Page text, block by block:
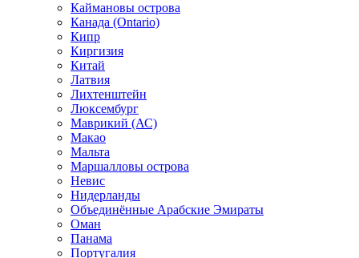
Каймановы острова
Канада (Ontario)
Кипр
Киргизия
Китай
Латвия
Лихтенштейн
Люксембург
Маврикий (АС)
Макао
Мальта
Маршалловы острова
Нeвис
Нидерланды
Объединённые Арабские Эмираты
Оман
Панама
Португалия